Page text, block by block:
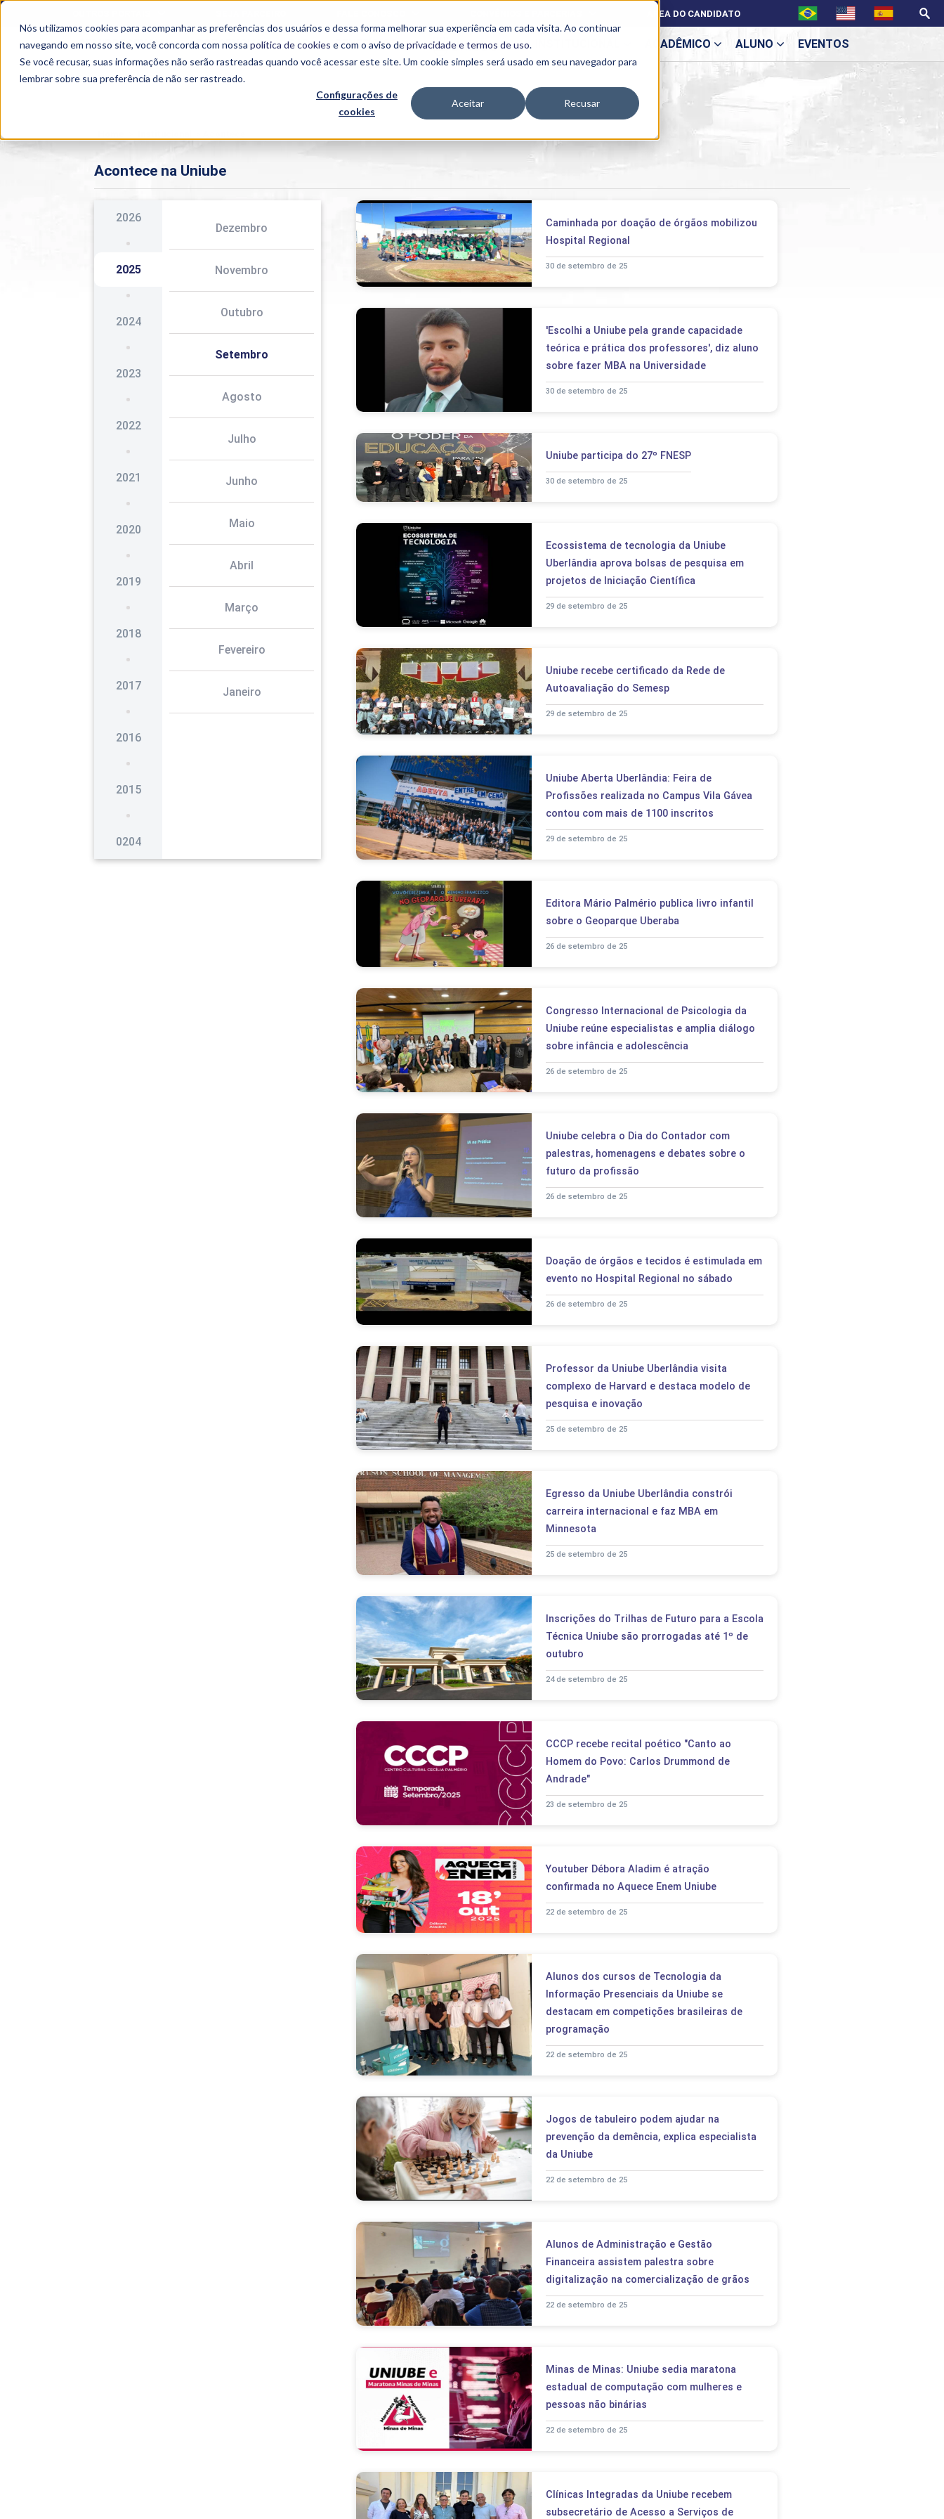
Nós utilizamos cookies para acompanhar as preferências dos usuários e dessa forma melhorar sua experiência em cada visita. Ao continuar
navegando em nosso site, você concorda com nossa política de cookies e com o aviso deprivacidade e termos de uso.
Se você recusar, suas informações não serão rastreadas quando você acessar este site. Um cookie simples será usado em seu navegador para
lembrar sobre sua preferência de não ser rastreado.
Configurações de
cookies
Aceitar Recusar
SEMIPRESENCIAL PRESENCIAL EAD BENEFÍCIOS ACADÊMICO
Acadêmicos
PIME
Programas de
Pesquisa e
Extensão
MPHU
PROED
ALUNO EVENTOS
ÁREA DO CANDIDATO
Acontece na Uniube
2026
2025
2024
2023
2022
2021
2020
2019
2018
2017
2016
2015
0204
Dezembro
Novembro
Outubro
Setembro
Agosto
Julho
Junho
Maio
Abril
Março
Fevereiro
Janeiro
Caminhada por doação de órgãos mobilizou
Hospital Regional
30 de setembro de 25
'Escolhi a Uniube pela grande capacidade
teórica e prática dos professores', diz aluno
sobre fazer MBA na Universidade
30 de setembro de 25
Uniube participa do 27º FNESP
30 de setembro de 25
Ecossistema de tecnologia da Uniube
Uberlândia aprova bolsas de pesquisa em
projetos de Iniciação Científica
29 de setembro de 25
Uniube recebe certificado da Rede de
Autoavaliação do Semesp
29 de setembro de 25
Uniube Aberta Uberlândia: Feira de
Profissões realizada no Campus Vila Gávea
contou com mais de 1100 inscritos
29 de setembro de 25
Editora Mário Palmério publica livro infantil
sobre o Geoparque Uberaba
26 de setembro de 25
Congresso Internacional de Psicologia da
Uniube reúne especialistas e amplia diálogo
sobre infância e adolescência
26 de setembro de 25
Uniube celebra o Dia do Contador com
palestras, homenagens e debates sobre o
futuro da profissão
26 de setembro de 25
Doação de órgãos e tecidos é estimulada em
evento no Hospital Regional no sábado
26 de setembro de 25
Professor da Uniube Uberlândia visita
complexo de Harvard e destaca modelo de
pesquisa e inovação
25 de setembro de 25
Egresso da Uniube Uberlândia constrói
carreira internacional e faz MBA em
Minnesota
25 de setembro de 25
Inscrições do Trilhas de Futuro para a Escola
Técnica Uniube são prorrogadas até 1º de
outubro
24 de setembro de 25
CCCP recebe recital poético "Canto ao
Homem do Povo: Carlos Drummond de
Andrade"
23 de setembro de 25
Youtuber Débora Aladim é atração
confirmada no Aquece Enem Uniube
22 de setembro de 25
Alunos dos cursos de Tecnologia da
Informação Presenciais da Uniube se
destacam em competições brasileiras de
programação
22 de setembro de 25
Jogos de tabuleiro podem ajudar na
prevenção da demência, explica especialista
da Uniube
22 de setembro de 25
Alunos de Administração e Gestão
Financeira assistem palestra sobre
digitalização na comercialização de grãos
22 de setembro de 25
Minas de Minas: Uniube sedia maratona
estadual de computação com mulheres e
pessoas não binárias
22 de setembro de 25
Clínicas Integradas da Uniube recebem
subsecretário de Acesso a Serviços de